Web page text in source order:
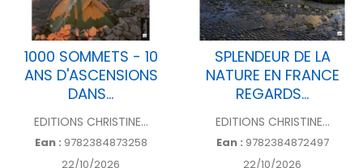
1000 SOMMETS - 10
ANS D'ASCENSIONS
DANS...
EDITIONS CHRISTINE...
Ean : 9782384873258
22/10/2026
SPLENDEUR DE LA
NATURE EN FRANCE
REGARDS...
EDITIONS CHRISTINE...
Ean : 9782384872497
22/10/2026